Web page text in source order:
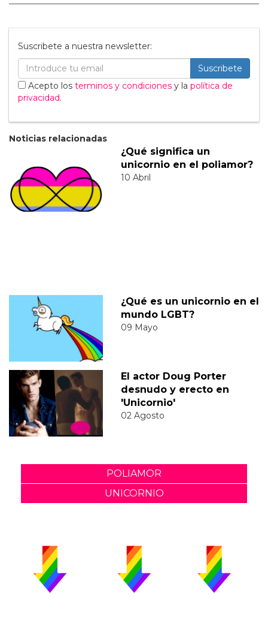
Suscribete a nuestra newsletter:
Suscribete
Acepto los terminos y condiciones y la política de
privacidad.
Noticias relacionadas
¿Qué significa un
unicornio en el poliamor?
10 Abril
¿Qué es un unicornio en el
mundo LGBT?
09 Mayo
El actor Doug Porter
desnudo y erecto en
'Unicornio'
02 Agosto
POLIAMOR
UNICORNIO